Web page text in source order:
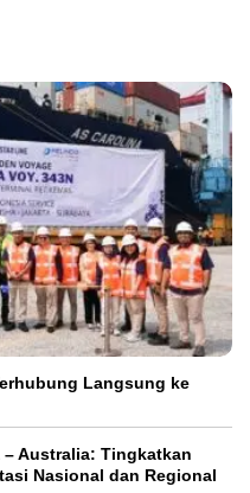
Langsung ke
Australia: Tingkatkan
Nasional dan Regional